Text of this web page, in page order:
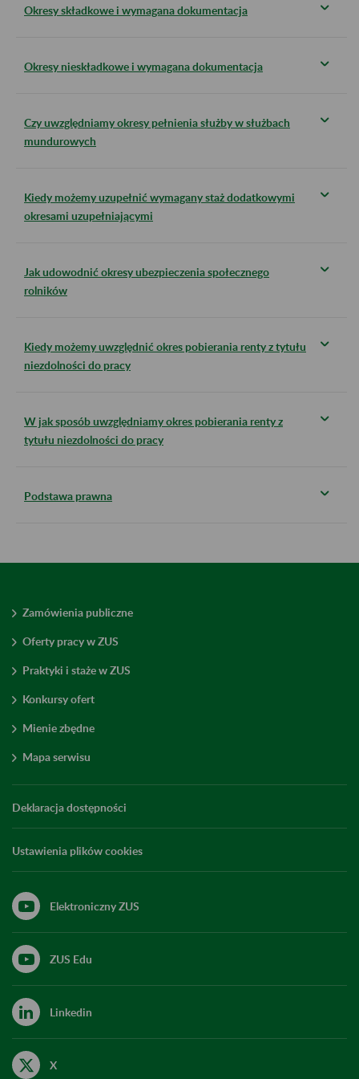
Okresy składkowe i wymagana dokumentacja
Okresy nieskładkowe i wymagana dokumentacja
Czy uwzględniamy okresy pełnienia służby w służbach
mundurowych
Kiedy możemy uzupełnić wymagany staż dodatkowymi
okresami uzupełniającymi
Jak udowodnić okresy ubezpieczenia społecznego
rolników
Kiedy możemy uwzględnić okres pobierania renty z tytułu
niezdolności do pracy
W jak sposób uwzględniamy okres pobierania renty z
tytułu niezdolności do pracy
Podstawa prawna
Zamówienia publiczne
Oferty pracy w ZUS
Praktyki i staże w ZUS
Konkursy ofert
Mienie zbędne
Mapa serwisu
Deklaracja dostępności
Ustawienia plików cookies
Elektroniczny ZUS
ZUS Edu
Linkedin
X